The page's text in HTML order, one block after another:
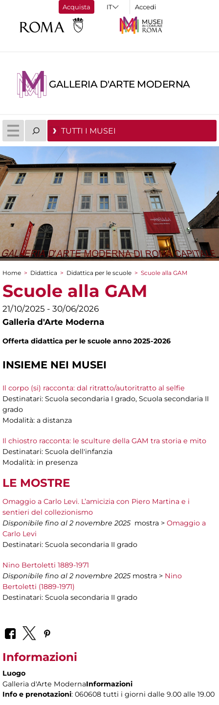
Acquista Accedi
GALLERIA D'ARTE MODERNA
TUTTI I MUSEI
Tu sei qui
Home > Didattica > Didattica per le scuole > Scuole alla GAM
Scuole alla GAM
21/10/2025 - 30/06/2026
Galleria d'Arte Moderna
Offerta didattica per le scuole anno 2025-2026
INSIEME NEI MUSEI
Il corpo (si) racconta: dal ritratto/autoritratto al selfie
Destinatari: Scuola secondaria I grado, Scuola secondaria II
grado
Modalità: a distanza
Il chiostro racconta: le sculture della GAM tra storia e mito
Destinatari: Scuola dell'infanzia
Modalità: in presenza
LE MOSTRE
Omaggio a Carlo Levi. L’amicizia con Piero Martina e i
sentieri del collezionismo
Disponibile fino al 2 novembre 2025 mostra > Omaggio a
Carlo Levi
Destinatari: Scuola secondaria II grado
Nino Bertoletti 1889-1971
Disponibile fino al 2 novembre 2025mostra > Nino
Bertoletti (1889-1971)
Destinatari: Scuola secondaria II grado
Informazioni
Luogo
Galleria d'Arte ModernaInformazioni
Info e prenotazioni: 060608 tutti i giorni dalle 9.00 alle 19.00